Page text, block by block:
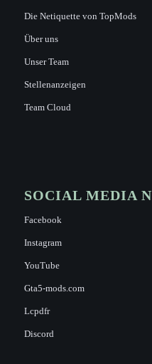
Die Netiquette von TopMods
Über uns
Unser Team
Stellenanzeigen
Team Cloud
SOCIAL MEDIA
Facebook
Instagram
YouTube
Gta5-mods.com
Lcpdfr
Discord